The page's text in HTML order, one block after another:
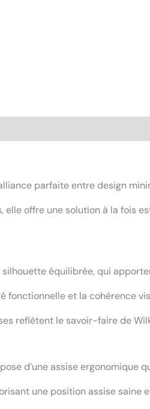
parfaite entre design
offre une solution à la fois
équilibrée, qui
fonctionnelle et la cohérence
reflètent le savoir-faire de
d’une assise ergonomique
une position assise